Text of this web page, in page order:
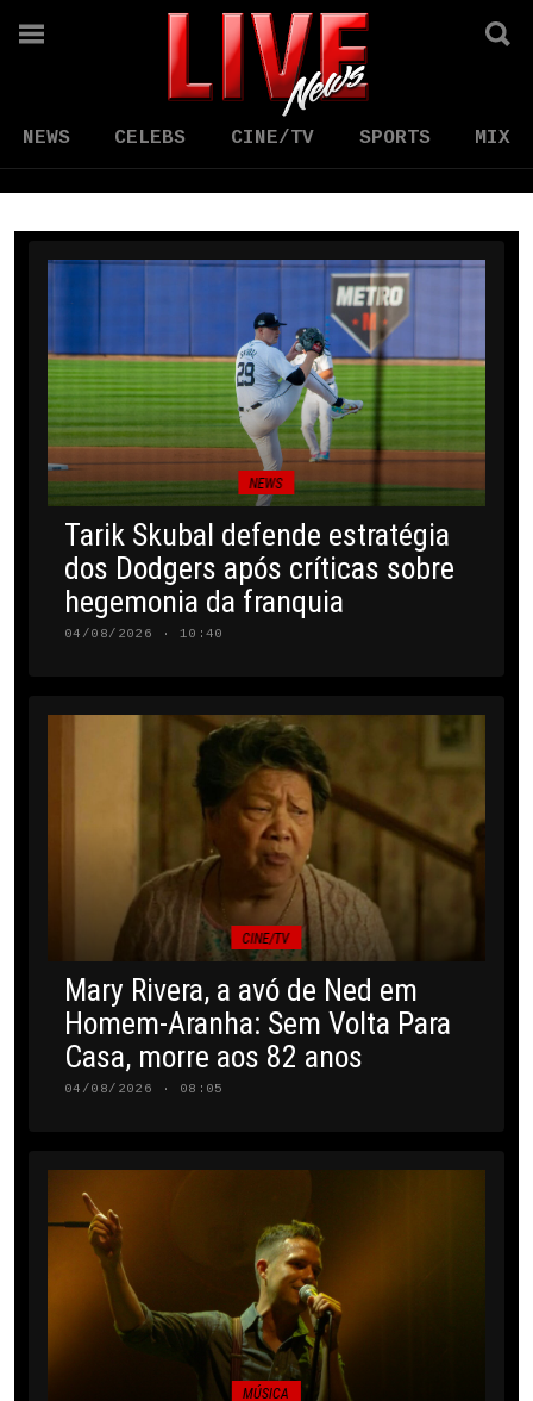
NEWS CELEBS CINE/TV SPORTS MIX
NEWS
Tarik Skubal defende estratégia
dos Dodgers após críticas sobre
hegemonia da franquia
04/08/2026 · 10:40
CINE/TV
Mary Rivera, a avó de Ned em
Homem-Aranha: Sem Volta Para
Casa, morre aos 82 anos
04/08/2026 · 08:05
MÚSICA